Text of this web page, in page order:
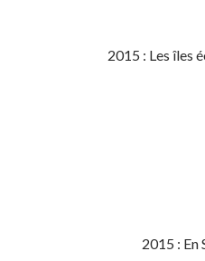
2015 : Les îles
2015 : En